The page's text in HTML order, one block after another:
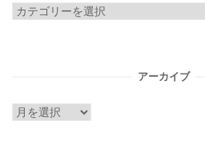
カ
アーカイブ
ア